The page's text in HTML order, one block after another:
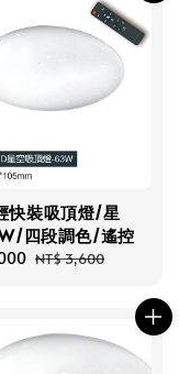
快裝吸頂燈/星
四段調色/遙控
Regular
NT$ 3,600